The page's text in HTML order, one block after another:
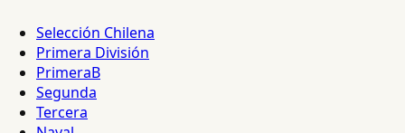
Selección Chilena
Primera División
PrimeraB
Segunda
Tercera